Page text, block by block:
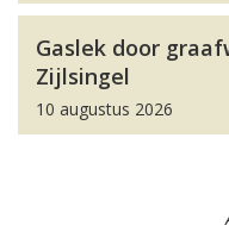
Gaslek door
Zijlsingel
10 augustus 2026